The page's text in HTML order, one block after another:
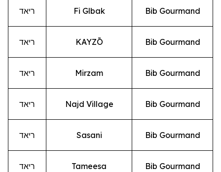
ריאד Fi Glbak Bib Gourmand
ריאד KAYZŌ Bib Gourmand
ריאד Mirzam Bib Gourmand
ריאד Najd Village Bib Gourmand
ריאד Sasani Bib Gourmand
ריאד Tameesa Bib Gourmand